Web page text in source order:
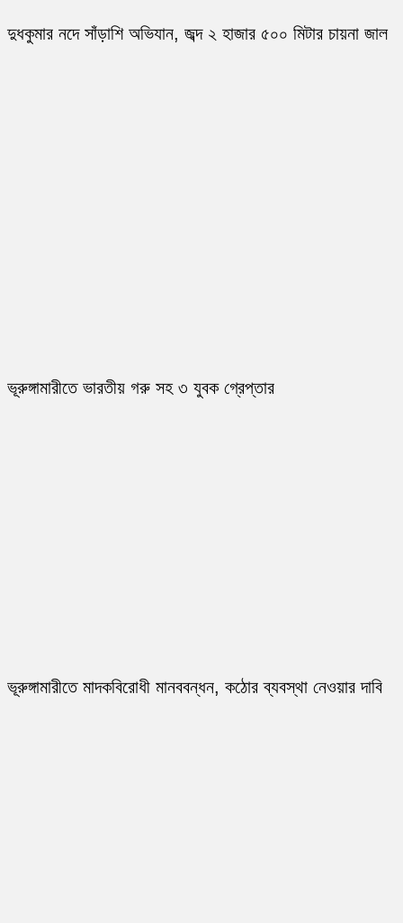
দুধকুমার নদে সাঁড়াশি অভিযান, জব্দ ২ হাজার ৫০০ মিটার চায়না জাল
ভূরুঙ্গামারীতে ভারতীয় গরু সহ ৩ যুবক গ্রেপ্তার
ভূরুঙ্গামারীতে মাদকবিরোধী মানববন্ধন, কঠোর ব্যবস্থা নেওয়ার দাবি